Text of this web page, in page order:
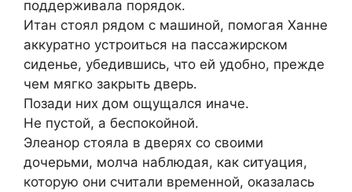
поддерживала порядок.
Итан стоял рядом с машиной, помогая Ханне
аккуратно устроиться на пассажирском
сиденье, убедившись, что ей удобно, прежде
чем мягко закрыть дверь.
Позади них дом ощущался иначе.
Не пустой, а беспокойной.
Элеанор стояла в дверях со своими
дочерьми, молча наблюдая, как ситуация,
которую они считали временной, оказалась